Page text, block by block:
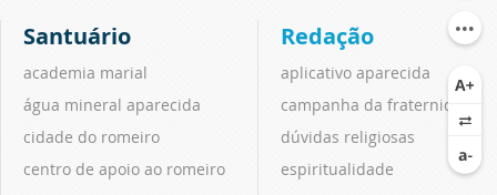
Santuário
academia marial
água mineral aparecida
cidade do romeiro
centro de apoio ao romeiro
Redação
aplicativo aparecida
campanha da fraternidade
dúvidas religiosas
espiritualidade